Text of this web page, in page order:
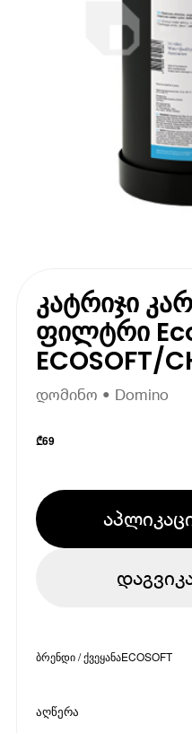
კატრიჯი
ფილტრი
ECOSOFT/
დომინო • Domino
₾69
ბრენდი / ქვეყანაECOSOFT
აღწერა